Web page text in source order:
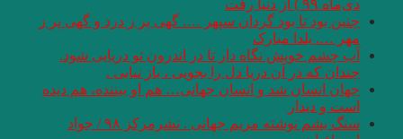
دی‌ماه ۹۹ ) از دنیا رفت
چنین بود تا بود گردان سپهر …. گهی پر ز درد و گهی پر ز
مهر …. یلدا مبارک
آب چشم خویش نگاه دار تا در اندرون تو دریایی شود.
چندان که در آن دریا دل را بجویی ، باز نیابی .
جهان انسان شد و انسان جهانی… هم او بیننده، هم دیده
است و دیدار
سنگ یشم نوشته مریم جهانی . نشرمرکز ۹۸ / جواد